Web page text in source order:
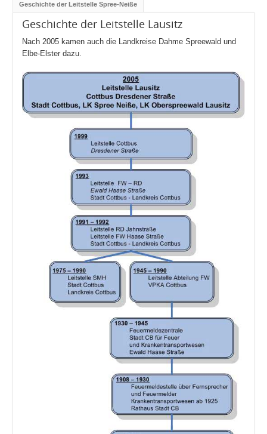
Geschichte der Leitstelle Spree-Neiße
Geschichte der Leitstelle Lausitz
Nach 2005 kamen auch die Landkreise Dahme Spreewald und
Elbe-Elster dazu.